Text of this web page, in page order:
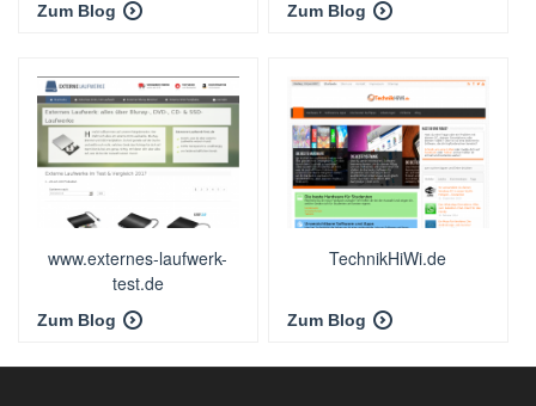
Zum Blog Zum Blog
www.externes-laufwerk-
test.de
Zum Blog
TechnikHiWi.de
Zum Blog